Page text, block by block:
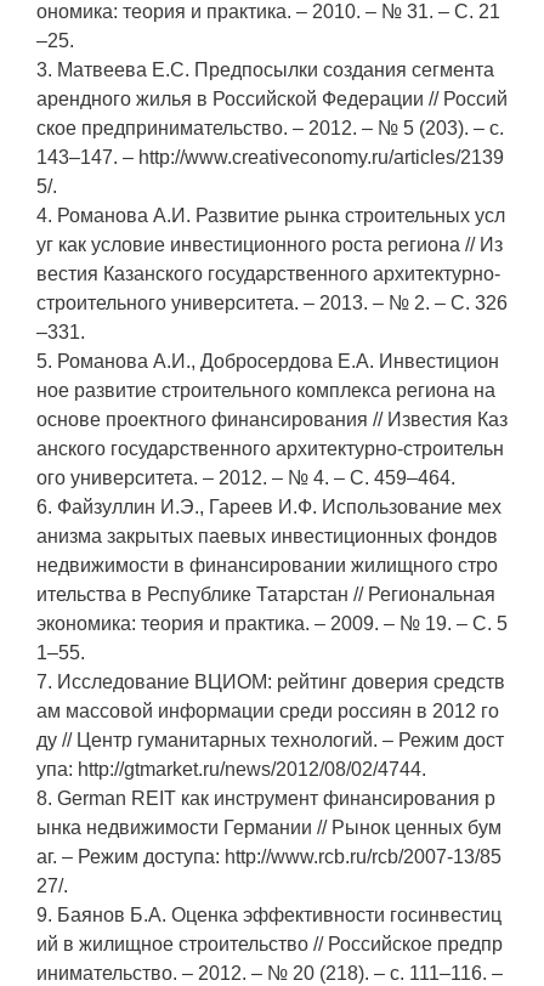
ономика: теория и практика. – 2010. – № 31. – С. 21
–25.
3. Матвеева Е.С. Предпосылки создания сегмента
арендного жилья в Российской Федерации // Россий
ское предпринимательство. – 2012. – № 5 (203). – c.
143–147. – http://www.creativeconomy.ru/articles/2139
5/.
4. Романова А.И. Развитие рынка строительных усл
уг как условие инвестиционного роста региона // Из
вестия Казанского государственного архитектурно-
строительного университета. – 2013. – № 2. – С. 326
–331.
5. Романова А.И., Добросердова Е.А. Инвестицион
ное развитие строительного комплекса региона на
основе проектного финансирования // Известия Каз
анского государственного архитектурно-строительн
ого университета. – 2012. – № 4. – С. 459–464.
6. Файзуллин И.Э., Гареев И.Ф. Использование мех
анизма закрытых паевых инвестиционных фондов
недвижимости в финансировании жилищного стро
ительства в Республике Татарстан // Региональная
экономика: теория и практика. – 2009. – № 19. – С. 5
1–55.
7. Исследование ВЦИОМ: рейтинг доверия средств
ам массовой информации среди россиян в 2012 го
ду // Центр гуманитарных технологий. – Режим дост
упа: http://gtmarket.ru/news/2012/08/02/4744.
8. German REIT как инструмент финансирования р
ынка недвижимости Германии // Рынок ценных бум
аг. – Режим доступа: http://www.rcb.ru/rcb/2007-13/85
27/.
9. Баянов Б.А. Оценка эффективности госинвестиц
ий в жилищное строительство // Российское предпр
инимательство. – 2012. – № 20 (218). – c. 111–116. –